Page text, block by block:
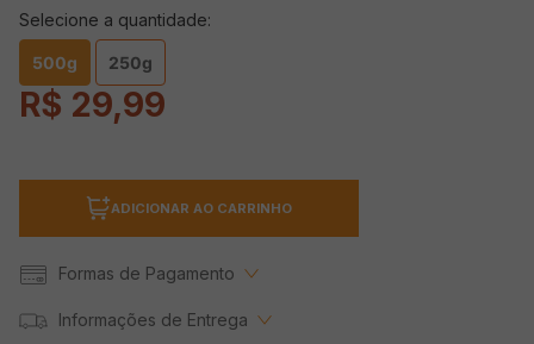
Selecione a quantidade:
500g 250g
R$ 29,99
ADICIONAR AO CARRINHO
Formas de Pagamento
Informações de Entrega